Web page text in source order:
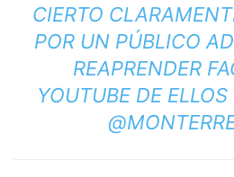
CIERTO
POR UN PÚBLICO
REAPRENDER
YOUTUBE DE ELLOS